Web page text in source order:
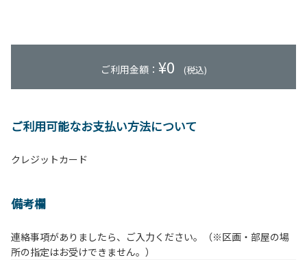
ご利用金額： ¥0 (税込)
ご利用可能なお支払い方法について
クレジットカード
備考欄
連絡事項がありましたら、ご入力ください。（※区画・部屋の場
所の指定はお受けできません。）